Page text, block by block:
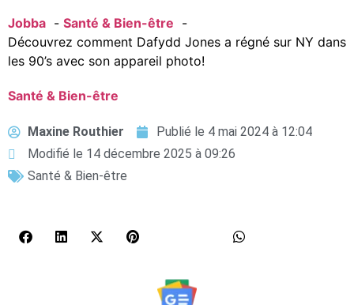
Jobba
Santé & Bien-être
Découvrez comment Dafydd Jones a régné sur NY dans
les 90’s avec son appareil photo!
Santé & Bien-être
Maxine Routhier Publié le 4 mai 2024 à 12:04
Modifié le 14 décembre 2025 à 09:26
Santé & Bien-être